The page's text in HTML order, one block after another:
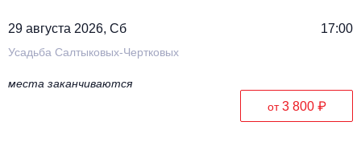
29 августа 2026, Сб 17:00
Усадьба Салтыковых-Чертковых
места заканчиваются
от3 800 ₽